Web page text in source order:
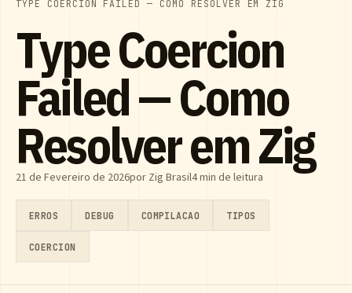
TYPE COERCION FAILED — COMO RESOLVER EM ZIG
Type Coercion
Failed — Como
Resolver em Zig
21 de Fevereiro de 2026por Zig Brasil4 min de leitura
ERROS DEBUG COMPILACAO TIPOS
COERCION